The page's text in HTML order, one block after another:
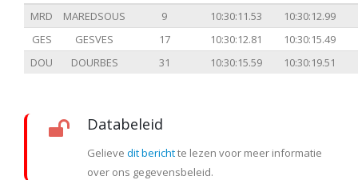
MRD
MAREDSOUS 9 10:30:11.53
10:30:12.99
GES
GESVES 17 10:30:12.81
10:30:15.49
DOU
DOURBES 31 10:30:15.59 10:30:19.51
Databeleid
Gelieve dit berichtte lezen voor meer informatie
over ons gegevensbeleid.